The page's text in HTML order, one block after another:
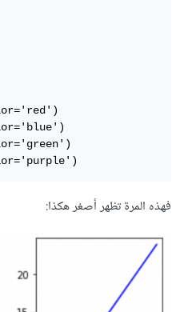
فهذه المرة تظهر أصغر هكذا: